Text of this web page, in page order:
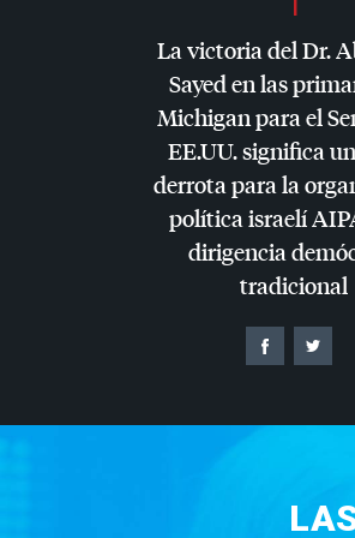
La victoria del Dr.
Sayed en las
Michigan para el
EE.UU. significa
derrota para la
política israelí
dirigencia
tradicional